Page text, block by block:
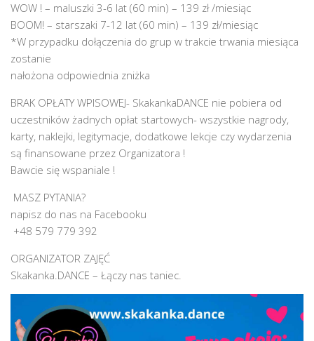
WOW ! – maluszki 3-6 lat (60 min) – 139 zł /miesiąc
BOOM! – starszaki 7-12 lat (60 min) – 139 zł/miesiąc
*W przypadku dołączenia do grup w trakcie trwania miesiąca
zostanie
nałożona odpowiednia zniżka
BRAK OPŁATY WPISOWEJ- SkakankaDANCE nie pobiera od
uczestników żadnych opłat startowych- wszystkie nagrody,
karty, naklejki, legitymacje, dodatkowe lekcje czy wydarzenia
są finansowane przez Organizatora !
Bawcie się wspaniale !
MASZ PYTANIA?
napisz do nas na Facebooku
‪‪‪‪‪‪+48 579 779 392
ORGANIZATOR ZAJĘĆ
Skakanka.DANCE – Łączy nas taniec.